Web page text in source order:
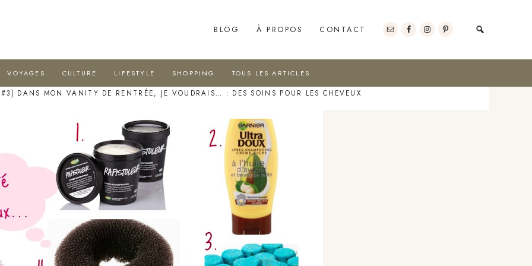
BLOG À PROPOS CONTACT
VOYAGES CULTURE LIFESTYLE SHOPPING TOUS LES ARTICLES
DANS MON VANITY DE RENTRÉE, JE VOUDRAIS… : DES SOINS POUR LES CHEVEUX